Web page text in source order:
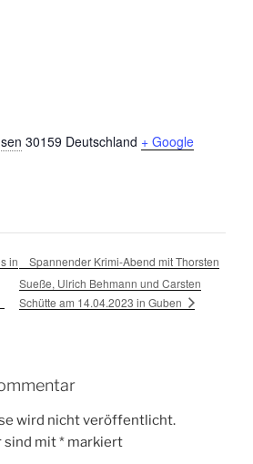
30159 Deutschland + Google
in
Spannender Krimi-Abend mit Thorsten
Sueße, Ulrich Behmann und Carsten
Schütte am 14.04.2023 in Guben
wird nicht veröffentlicht.
sind mit* markiert